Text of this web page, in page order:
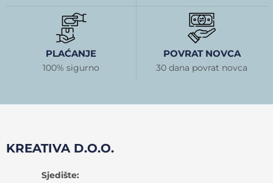
PLAĆANJE
100% sigurno
POVRAT NOVCA
30 dana povrat novca
KREATIVA D.O.O.
Sjedište: